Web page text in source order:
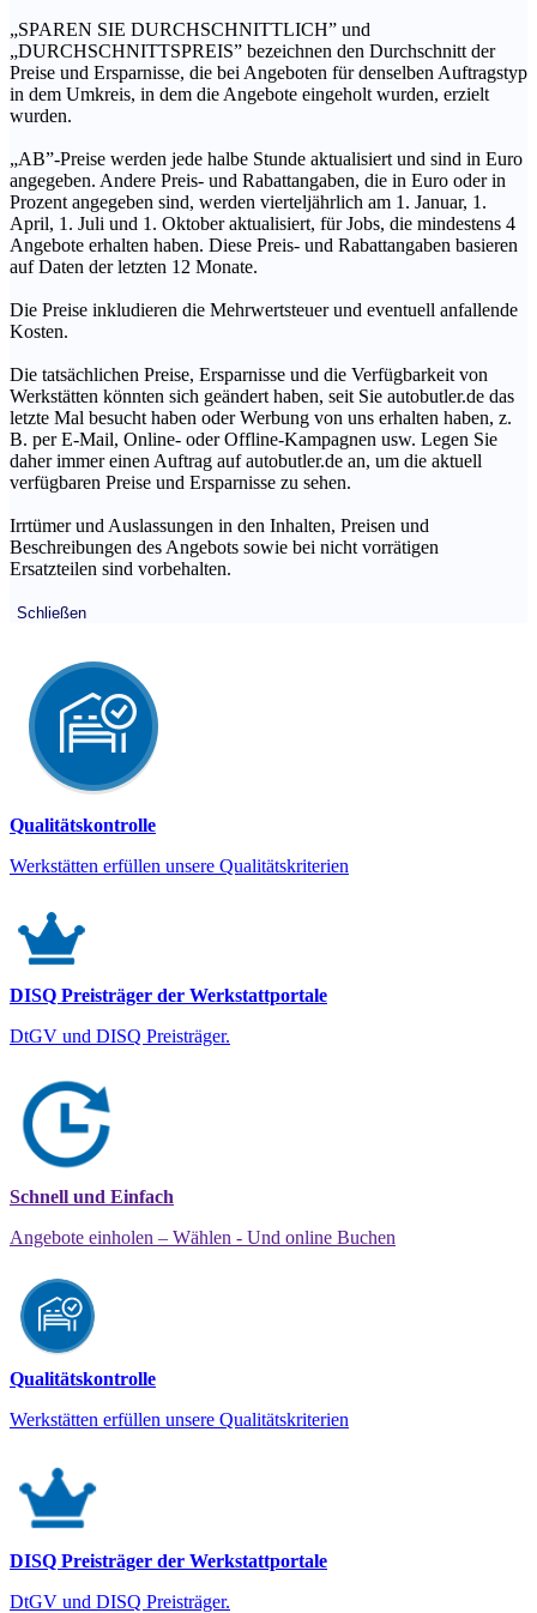
„SPAREN SIE DURCHSCHNITTLICH” und
„DURCHSCHNITTSPREIS” bezeichnen den Durchschnitt der
Preise und Ersparnisse, die bei Angeboten für denselben Auftragstyp
in dem Umkreis, in dem die Angebote eingeholt wurden, erzielt
wurden.
„AB”-Preise werden jede halbe Stunde aktualisiert und sind in Euro
angegeben. Andere Preis- und Rabattangaben, die in Euro oder in
Prozent angegeben sind, werden vierteljährlich am 1. Januar, 1.
April, 1. Juli und 1. Oktober aktualisiert, für Jobs, die mindestens 4
Angebote erhalten haben. Diese Preis- und Rabattangaben basieren
auf Daten der letzten 12 Monate.
Die Preise inkludieren die Mehrwertsteuer und eventuell anfallende
Kosten.
Die tatsächlichen Preise, Ersparnisse und die Verfügbarkeit von
Werkstätten könnten sich geändert haben, seit Sie autobutler.de das
letzte Mal besucht haben oder Werbung von uns erhalten haben, z.
B. per E-Mail, Online- oder Offline-Kampagnen usw. Legen Sie
daher immer einen Auftrag auf autobutler.de an, um die aktuell
verfügbaren Preise und Ersparnisse zu sehen.
Irrtümer und Auslassungen in den Inhalten, Preisen und
Beschreibungen des Angebots sowie bei nicht vorrätigen
Ersatzteilen sind vorbehalten.
Schließen
Qualitätskontrolle
Werkstätten erfüllen unsere Qualitätskriterien
DISQ Preisträger der Werkstattportale
DtGV und DISQ Preisträger.
Schnell und Einfach
Angebote einholen – Wählen - Und online Buchen
Qualitätskontrolle
Werkstätten erfüllen unsere Qualitätskriterien
DISQ Preisträger der Werkstattportale
DtGV und DISQ Preisträger.